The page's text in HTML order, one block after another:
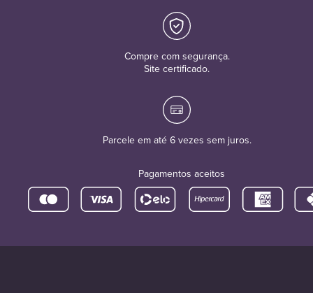
Compre com segurança.
Site certificado.
Parcele em até 6 vezes sem juros.
Pagamentos aceitos